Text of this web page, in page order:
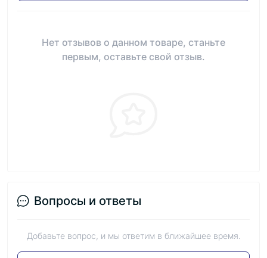
Нет отзывов о данном товаре, станьте
первым, оставьте свой отзыв.
Вопросы и ответы
Добавьте вопрос, и мы ответим в ближайшее время.